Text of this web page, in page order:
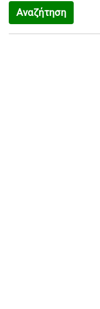
Αναζήτηση